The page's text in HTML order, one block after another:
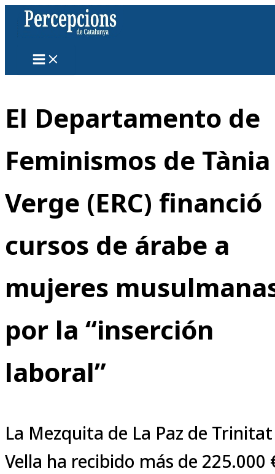
contenido
El Departamento de
Feminismos de Tània
Verge (ERC) financió
cursos de árabe a
mujeres
por la “inserción
laboral”
La Mezquita de La Paz de Trinitat
Vella ha recibido más de 225.000